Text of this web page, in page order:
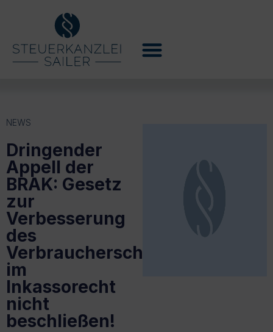
NEWS
Dringender
Appell der
BRAK: Gesetz
zur
Verbesserung
des
Verbraucherschutzes
im
Inkassorecht
nicht
beschließen!